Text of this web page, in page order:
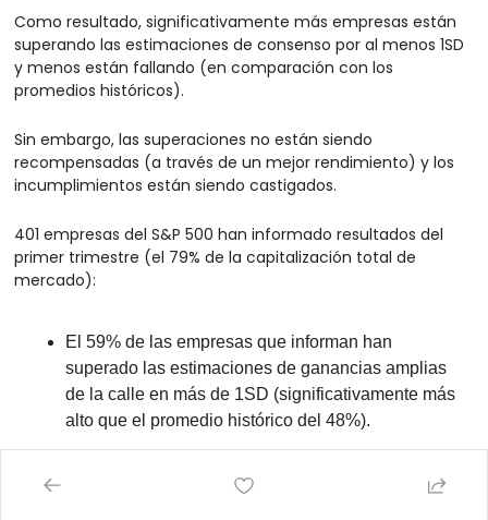
Como resultado, significativamente más empresas están
superando las estimaciones de consenso por al menos 1SD
y menos están fallando (en comparación con los
promedios históricos).
Sin embargo, las superaciones no están siendo
recompensadas (a través de un mejor rendimiento) y los
incumplimientos están siendo castigados.
401 empresas del S&P 500 han informado resultados del
primer trimestre (el 79% de la capitalización total de
mercado):
El 59% de las empresas que informan han
superado las estimaciones de ganancias amplias
de la calle en más de 1SD (significativamente más
alto que el promedio histórico del 48%).
estimaciones en más de 1SD (menos que el